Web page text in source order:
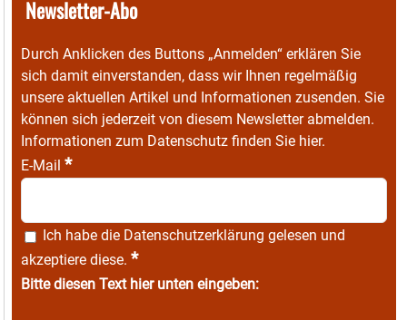
Newsletter-Abo
Durch Anklicken des Buttons „Anmelden“ erklären Sie
sich damit einverstanden, dass wir Ihnen regelmäßig
unsere aktuellen Artikel und Informationen zusenden. Sie
können sich jederzeit von diesem Newsletter abmelden.
Informationen zum Datenschutz finden Sie hier.
E-Mail *
Ich habe die Datenschutzerklärung gelesen und
akzeptiere diese. *
Bitte diesen Text hier unten eingeben: